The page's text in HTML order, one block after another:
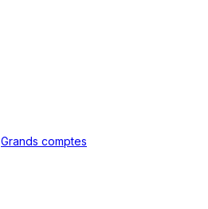
Grands comptes